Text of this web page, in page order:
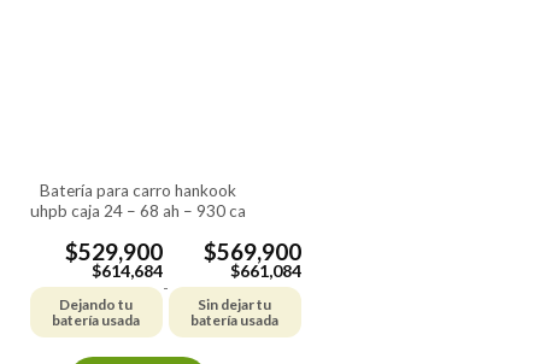
batería para carro hankook
uhpb caja 24 – 68 ah – 930 ca
$529,900
$614,684
Dejando tu
batería usada
-
$569,900
$661,084
Sin dejar tu
batería usada